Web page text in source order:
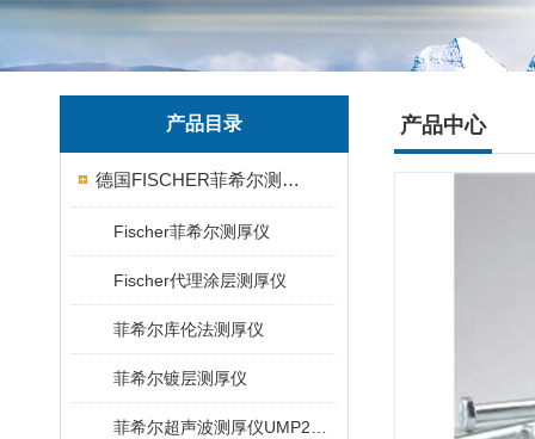
产品目录
德国FISCHER菲希尔测厚仪
Fischer菲希尔测厚仪
Fischer代理涂层测厚仪
菲希尔库伦法测厚仪
菲希尔镀层测厚仪
产品中心